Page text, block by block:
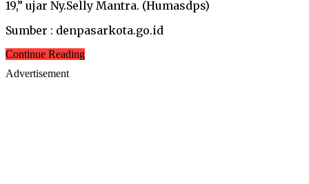
19,” ujar Ny.Selly Mantra. (Humasdps)
Sumber : denpasarkota.go.id
Continue Reading
Advertisement